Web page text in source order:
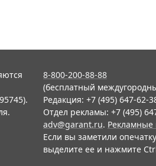
8-800-200-88-88
(бесплатный
Редакция: +7 (495) 647-62-
Отдел рекламы: +7 (495)
adv@garant.ru. Рекламные
Если вы заметили
выделите ее и нажмите